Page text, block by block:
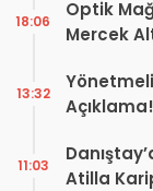
Optik
Mercek
18:06
13:32
Atilla
11:03